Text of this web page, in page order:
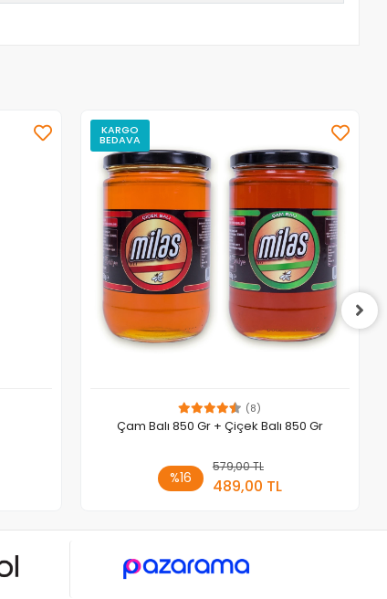
KARGO
BEDAVA
(8)
Çam Balı 850 Gr + Çiçek Balı 850 Gr
%16
579,00 TL
489,00 TL
Sepete Ekle